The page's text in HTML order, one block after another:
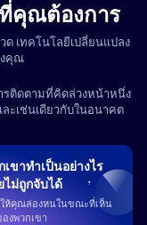
คุณต้องการ
ด เทคโนโลยีเปลี่ยนแปลง
งคุณ
รติดตามที่คิดล่วงหน้าหนึ่ง
เช่นเดียวกับในอนาคต
เขาทำเป็นอย่างไร
ไม่ถูกจับได้
ให้คุณล่องหนในขณะที่เห็น
งพวกเขา